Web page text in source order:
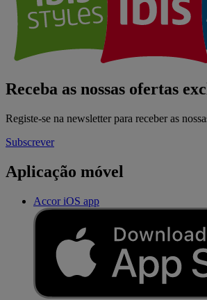
Receba as nossas ofertas
Registe-se na newsletter para receber as
Subscrever
Aplicação móvel
Accor iOS app